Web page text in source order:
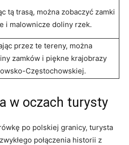
tą trasą, ⁢można zobaczyć zamki
i malownicze ⁣doliny rzek.
przez ​te tereny, można
zamków i piękne ‌krajobrazy
Częstochowskiej.
w oczach turysty
po polskiej granicy, turysta
połączenia historii z